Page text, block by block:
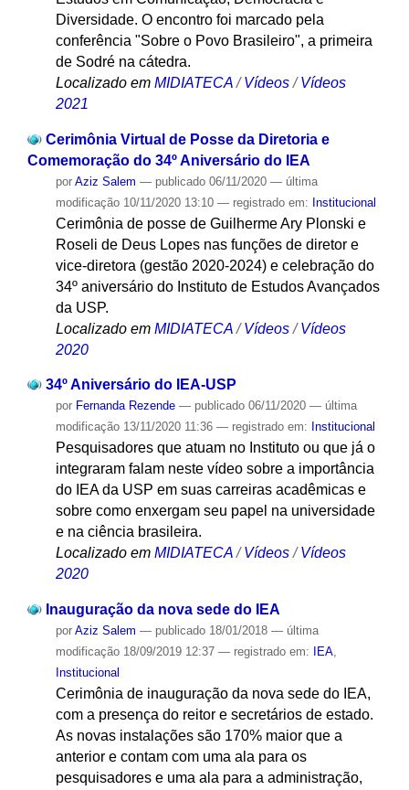
Diversidade. O encontro foi marcado pela
conferência "Sobre o Povo Brasileiro", a primeira
de Sodré na cátedra.
Localizado em MIDIATECA /Vídeos /Vídeos
2021
Cerimônia Virtual de Posse da Diretoria e
Comemoração do 34º Aniversário do IEA
por Aziz Salem — publicado06/11/2020 — última
modificação10/11/2020 13:10 — registrado em: Institucional
Cerimônia de posse de Guilherme Ary Plonski e
Roseli de Deus Lopes nas funções de diretor e
vice-diretora (gestão 2020-2024) e celebração do
34º aniversário do Instituto de Estudos Avançados
da USP.
Localizado em MIDIATECA /Vídeos /Vídeos
2020
34º Aniversário do IEA-USP
por Fernanda Rezende — publicado06/11/2020 — última
modificação13/11/2020 11:36 — registrado em: Institucional
Pesquisadores que atuam no Instituto ou que já o
integraram falam neste vídeo sobre a importância
do IEA da USP em suas carreiras acadêmicas e
sobre como enxergam seu papel na universidade
e na ciência brasileira.
Localizado em MIDIATECA / Vídeos / Vídeos
2020
Inauguração da nova sede do IEA
por Aziz Salem — publicado18/01/2018 — última
modificação18/09/2019 12:37 — registrado em: IEA,
Institucional
Cerimônia de inauguração da nova sede do IEA,
com a presença do reitor e secretários de estado.
As novas instalações são 170% maior que a
anterior e contam com uma ala para os
pesquisadores e uma ala para a administração,